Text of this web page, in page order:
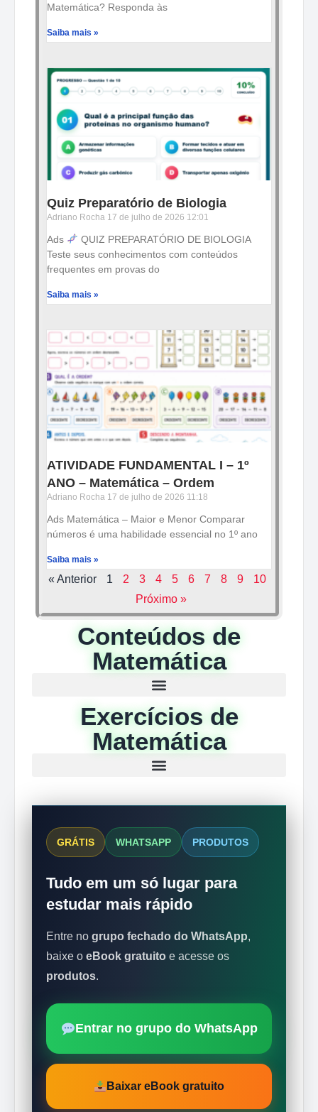
Matemática? Responda às
Saiba mais »
Quiz Preparatório de Biologia
Adriano Rocha 17 de julho de 2026 12:01
Ads
QUIZ PREPARATÓRIO DE BIOLOGIA
Teste seus conhecimentos com conteúdos
frequentes em provas do
Saiba mais »
ATIVIDADE FUNDAMENTAL I – 1º
ANO – Matemática – Ordem
Adriano Rocha 17 de julho de 2026 11:18
Ads Matemática – Maior e Menor Comparar
números é uma habilidade essencial no 1º ano
Saiba mais »
« Anterior 1 2 3 4 5 6 7 8 9
10
Próximo »
Conteúdos de
Matemática
Exercícios de
Matemática
GRÁTIS WHATSAPP PRODUTOS
Tudo em um só lugar para
estudar mais rápido
Entre no grupo fechado do WhatsApp,
baixe o eBook gratuito e acesse os
produtos.
Entrar no grupo do WhatsApp
Baixar eBook gratuito